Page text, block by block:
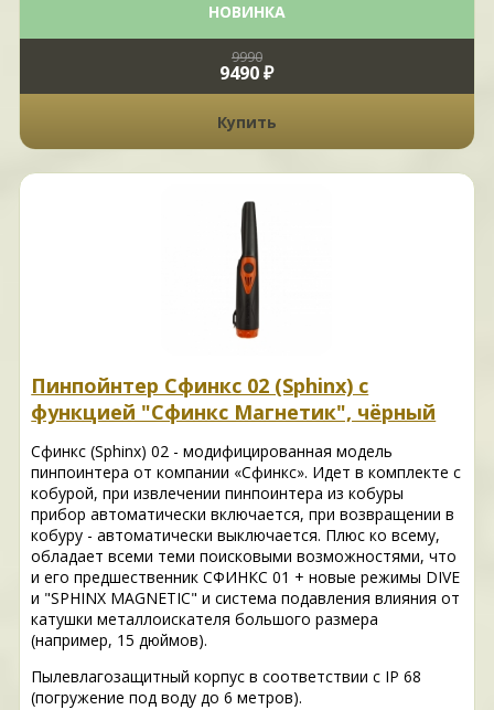
НОВИНКА
9990
9490 ₽
Купить
Пинпойнтер Сфинкс 02 (Sphinx) с
функцией "Сфинкс Магнетик", чёрный
Сфинкс (Sphinx) 02 - модифицированная модель
пинпоинтера от компании «Сфинкс». Идет в комплекте с
кобурой, при извлечении пинпоинтера из кобуры
прибор автоматически включается, при возвращении в
кобуру - автоматически выключается. Плюс ко всему,
обладает всеми теми поисковыми возможностями, что
и его предшественник СФИНКС 01 + новые режимы DIVE
и "SPHINX MAGNETIC" и система подавления влияния от
катушки металлоискателя большого размера
(например, 15 дюймов).
Пылевлагозащитный корпус в соответствии с IP 68
(погружение под воду до 6 метров).